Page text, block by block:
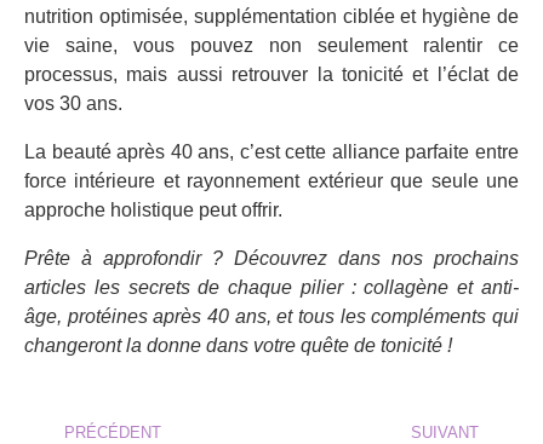
nutrition optimisée, supplémentation ciblée et hygiène de
vie saine, vous pouvez non seulement ralentir ce
processus, mais aussi retrouver la tonicité et l’éclat de
vos 30 ans.
La beauté après 40 ans, c’est cette alliance parfaite entre
force intérieure et rayonnement extérieur que seule une
approche holistique peut offrir.
Prête à approfondir ? Découvrez dans nos prochains
articles les secrets de chaque pilier : collagène et anti-
âge, protéines après 40 ans, et tous les compléments qui
changeront la donne dans votre quête de tonicité !
PRÉCÉDENT
SUIVANT